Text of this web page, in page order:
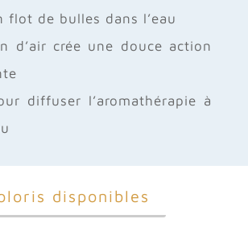
flot de bulles dans l’eau
d’air crée une douce action
diffuser l’aromathérapie à
disponibles